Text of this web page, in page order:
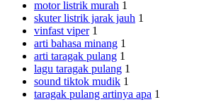
motor listrik murah 1
skuter listrik jarak jauh 1
vinfast viper 1
arti bahasa minang 1
arti taragak pulang 1
lagu taragak pulang 1
sound tiktok mudik 1
taragak pulang artinya apa 1